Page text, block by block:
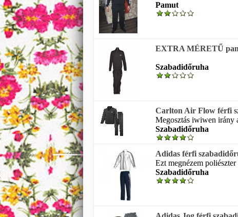
Pamut
EXTRA MÉRETŰ
Szabadidőruha
Carlton Air Flow férfi
Megosztás iwiwen irány
Szabadidőruha
Adidas férfi
Ezt megnézem
Szabadidőruha